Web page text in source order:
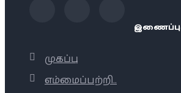
முகப்பு
எம்மைப்பற்றி..